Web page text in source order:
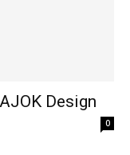
Design
0